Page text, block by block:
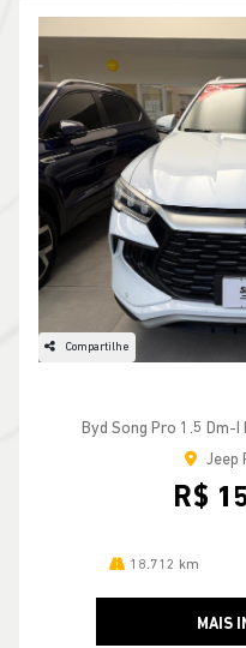
Compartilhe
Byd Song Pro 1.5
Jeep
R$
18.712 km
MAIS